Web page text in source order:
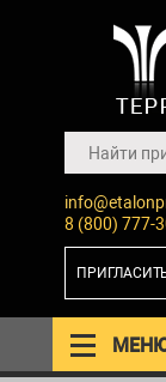
8 (800) 777-